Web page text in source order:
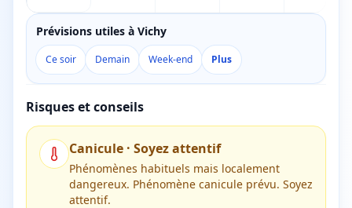
Prévisions utiles à Vichy
Ce soir Demain Week-end Plus
Risques et conseils
Canicule · Soyez attentif
Phénomènes habituels mais localement
dangereux. Phénomène canicule prévu. Soyez
attentif.